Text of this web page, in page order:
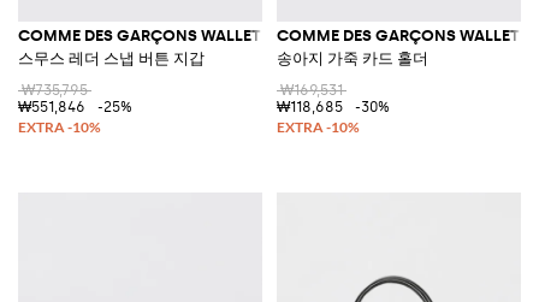
COMME DES GARÇONS WALLET
스무스 레더 스냅 버튼 지갑
₩735,795
₩551,846
-25%
COMME DES GARÇONS WALLET
송아지 가죽 카드 홀더
₩169,531
₩118,685
-30%